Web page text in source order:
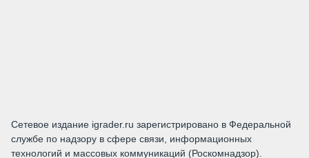
Сетевое издание igrader.ru зарегистрировано в Федеральной
службе по надзору в сфере связи, информационных
технологий и массовых коммуникаций (Роскомнадзор).